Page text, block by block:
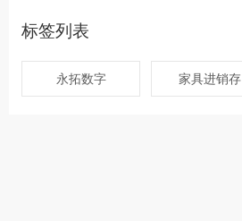
标签列表
永拓数字 家具进销存